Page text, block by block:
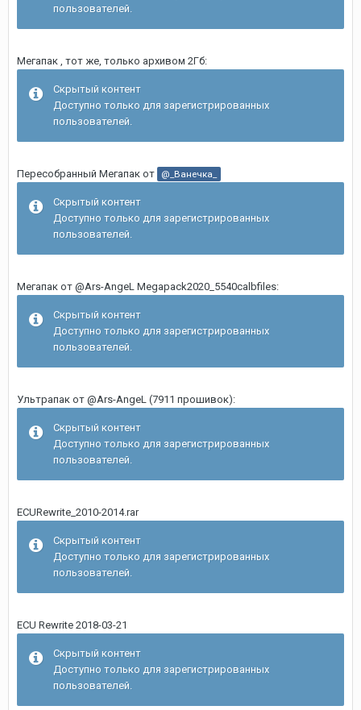
пользователей.
Мегапак , тот же, только архивом 2Гб:
Скрытый контент
Доступно только для зарегистрированных
пользователей.
Пересобранный Мегапак от @_Ванечка_
Скрытый контент
Доступно только для зарегистрированных
пользователей.
Мегапак от @Ars-AngeL Megapack2020_5540calbfiles:
Скрытый контент
Доступно только для зарегистрированных
пользователей.
Ультрапак от @Ars-AngeL (7911 прошивок):
Скрытый контент
Доступно только для зарегистрированных
пользователей.
ECURewrite_2010-2014.rar
Скрытый контент
Доступно только для зарегистрированных
пользователей.
ECU Rewrite 2018-03-21
Скрытый контент
Доступно только для зарегистрированных
пользователей.